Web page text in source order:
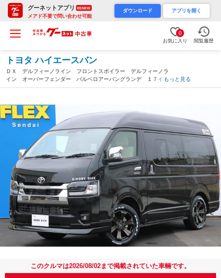
グーネットアプリ RENEW
メアド不要で問い合わせ可能
ダウンロード アプリを開く
0
お気に入り 閲覧履歴
トヨタ ハイエースバン
ＤＸ デルフィーノライン フロントスポイラー デルフィーノラ
イン オーバーフェンダー バルベロアーバングランデ １７イン
チＡＷ ＥＴＣ カーテン 天井・壁面断熱処理 ダウンライト
もっと見る
このクルマは2026/08/02まで掲載されていた車輛です。